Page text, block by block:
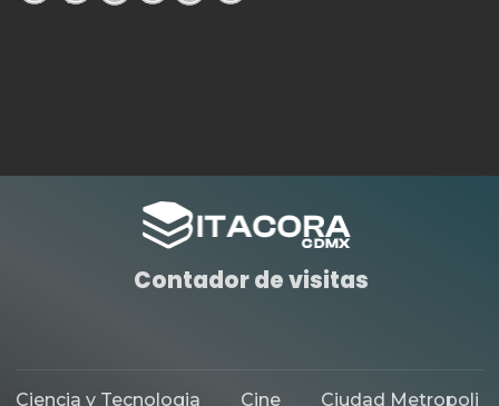
Contador de visitas
Ciencia y Tecnologia Cine Ciudad Metropoli